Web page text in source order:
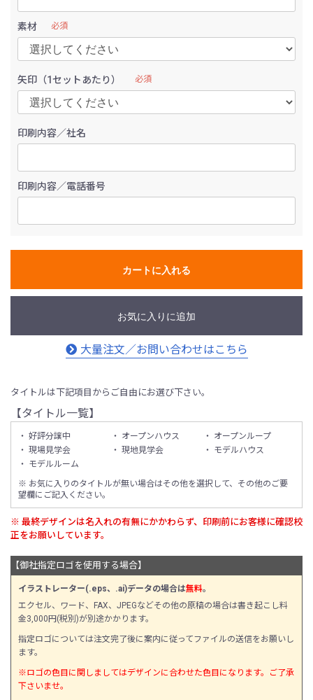
素材 必須
矢印（1セットあたり） 必須
印刷内容／社名
印刷内容／電話番号
カートに入れる
お気に入りに追加
大量注文／お問い合わせはこちら
タイトルは下記項目からご自由にお選び下さい。
【タイトル一覧】
・ 好評分譲中 ・ オープンハウス
・ オープンループ
・ 現場見学会
・ 現地見学会
・ モデルハウス
・ モデルルーム
※ お気に入りのタイトルが無い場合はその他を選択して、その他のご要
望欄にご記入ください。
※ 最終デザインは名入れの有無にかかわらず、印刷前にお客様に確認校
正をお願いしています。
【御社指定ロゴを使用する場合】
イラストレーター(.eps、.ai)データの場合は無料。
エクセル、ワード、FAX、JPEGなどその他の原稿の場合は書き起こし料
金3,000円(税別)が別途かかります。
指定ロゴについては注文完了後に案内に従ってファイルの送信をお願いし
ます。
※ロゴの色目に関しましてはデザインに合わせた色目になります。ご了承
下さいませ。